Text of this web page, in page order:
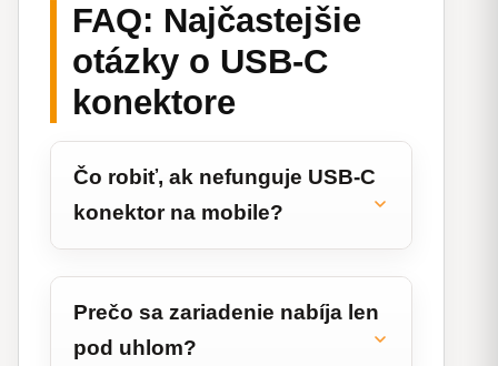
FAQ: Najčastejšie
otázky o USB-C
konektore
Čo robiť, ak nefunguje USB-C
konektor na mobile?
Prečo sa zariadenie nabíja len
pod uhlom?